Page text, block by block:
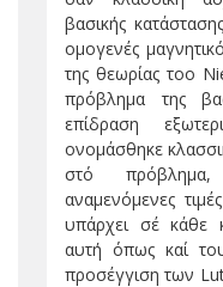
βασικής
ομογενές
της θεωρίας τοο
πρόβλημα της
επίδραση
ονομάσθηκε
στό
αναμενόμενες
υπάρχει σέ κάθε
αυτή όπως καί
προσέγγιση των